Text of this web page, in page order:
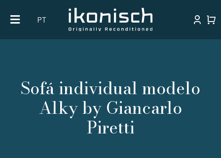
content
PT
Sofá individual modelo
Alky by Giancarlo
Piretti